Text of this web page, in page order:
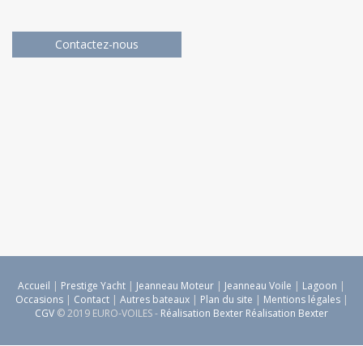
Contactez-nous
Accueil | Prestige Yacht | Jeanneau Moteur | Jeanneau Voile | Lagoon |
Occasions | Contact | Autres bateaux | Plan du site | Mentions légales |
CGV © 2019 EURO-VOILES - Réalisation Bexter Réalisation Bexter